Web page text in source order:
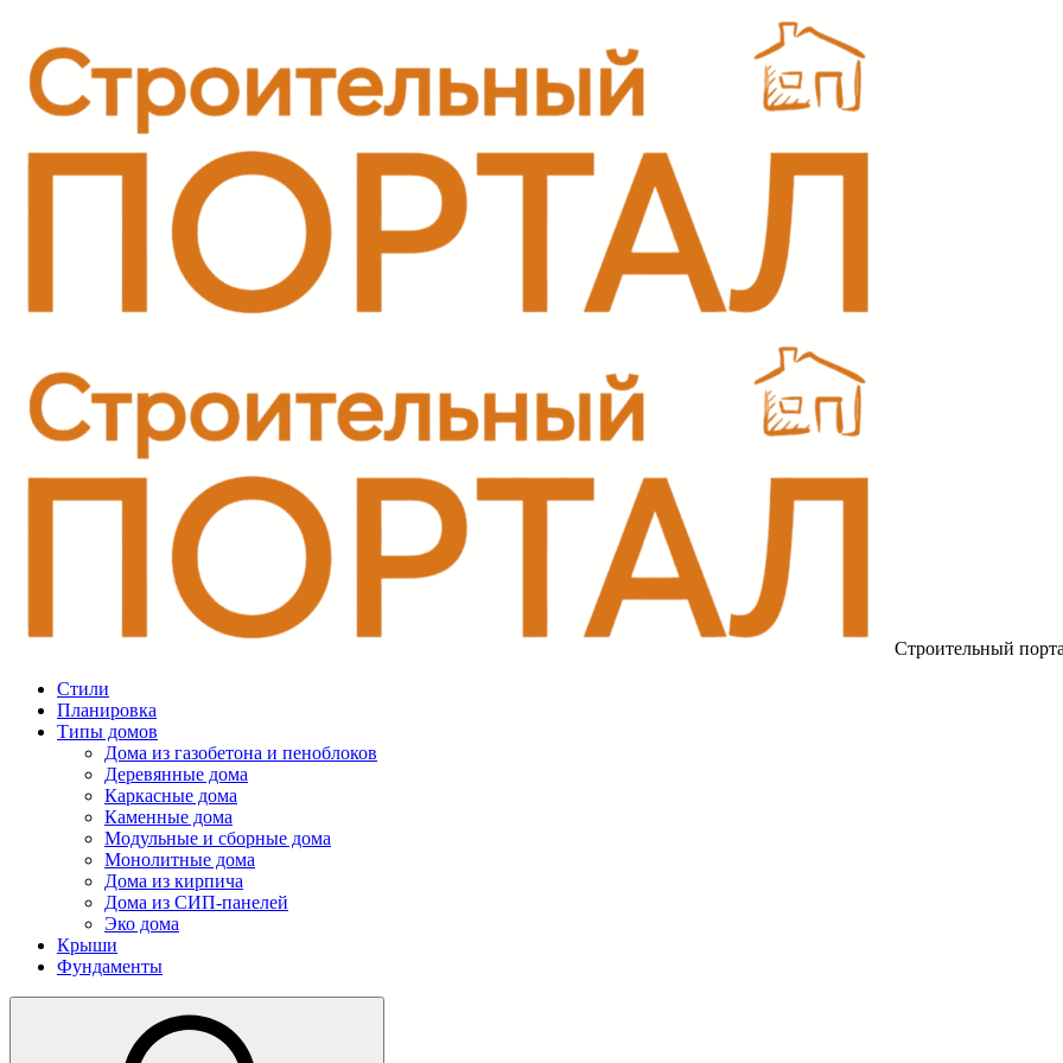
Строительный
Стили
Планировка
Типы домов
Дома из газобетона и пеноблоков
Деревянные дома
Каркасные дома
Каменные дома
Модульные и сборные дома
Монолитные дома
Дома из кирпича
Дома из СИП-панелей
Эко дома
Крыши
Фундаменты